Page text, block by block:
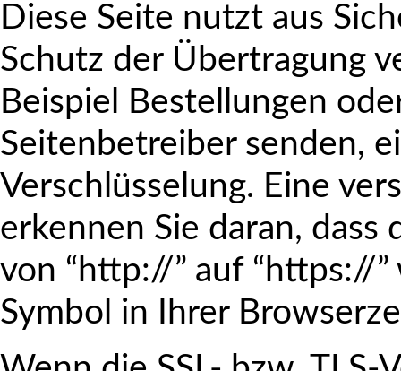
Diese Seite nutzt aus
Schutz der Übertragung
Beispiel Bestellungen
Seitenbetreiber senden,
Verschlüsselung. Eine
erkennen Sie daran, dass
von “http://” auf “https://
Symbol in Ihrer